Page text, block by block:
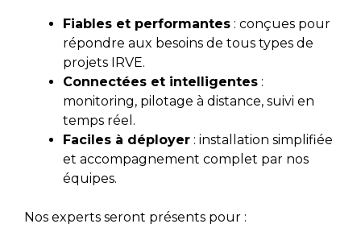
Fiables et performantes : conçues pour
répondre aux besoins de tous types de
projets IRVE.
Connectées et intelligentes :
monitoring, pilotage à distance, suivi en
temps réel.
Faciles à déployer : installation simplifiée
et accompagnement complet par nos
équipes.
Nos experts seront présents pour :